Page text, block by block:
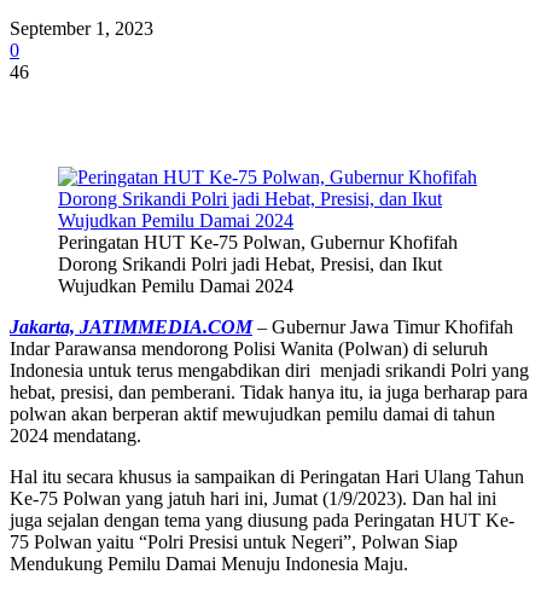
September 1, 2023
0
46
Peringatan HUT Ke-75 Polwan, Gubernur Khofifah
Dorong Srikandi Polri jadi Hebat, Presisi, dan Ikut
Wujudkan Pemilu Damai 2024
Jakarta, JATIMMEDIA.COM– Gubernur Jawa Timur Khofifah
Indar Parawansa mendorong Polisi Wanita (Polwan) di seluruh
Indonesia untuk terus mengabdikan diri menjadi srikandi Polri yang
hebat, presisi, dan pemberani. Tidak hanya itu, ia juga berharap para
polwan akan berperan aktif mewujudkan pemilu damai di tahun
2024 mendatang.
Hal itu secara khusus ia sampaikan di Peringatan Hari Ulang Tahun
Ke-75 Polwan yang jatuh hari ini, Jumat (1/9/2023). Dan hal ini
juga sejalan dengan tema yang diusung pada Peringatan HUT Ke-
75 Polwan yaitu “Polri Presisi untuk Negeri”, Polwan Siap
Mendukung Pemilu Damai Menuju Indonesia Maju.